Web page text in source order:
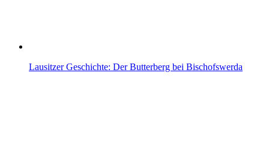
Lausitzer Geschichte: Der Butterberg bei Bischofswerda